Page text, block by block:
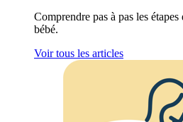
Comprendre pas à pas les
bébé.
Voir tous les articles